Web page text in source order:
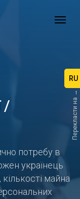
RU
Перекласти на →
/
потребу в
українець
майна